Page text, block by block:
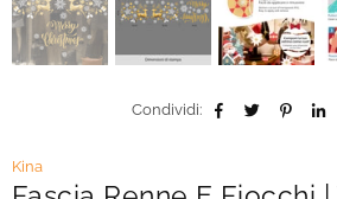
Condividi:
Kina